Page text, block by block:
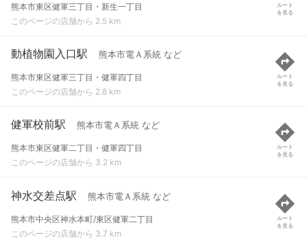
熊本市東区健軍三丁目・新生一丁目
このページの店舗から 2.5 km
ルート
を見る
動植物園入口駅 熊本市電Ａ系統 など
熊本市東区健軍三丁目・健軍四丁目
このページの店舗から 2.8 km
ルート
を見る
健軍校前駅 熊本市電Ａ系統 など
熊本市東区健軍二丁目・健軍四丁目
このページの店舗から 3.2 km
ルート
を見る
神水交差点駅 熊本市電Ａ系統 など
熊本市中央区神水本町/東区健軍二丁目
このページの店舗から 3.7 km
ルート
を見る